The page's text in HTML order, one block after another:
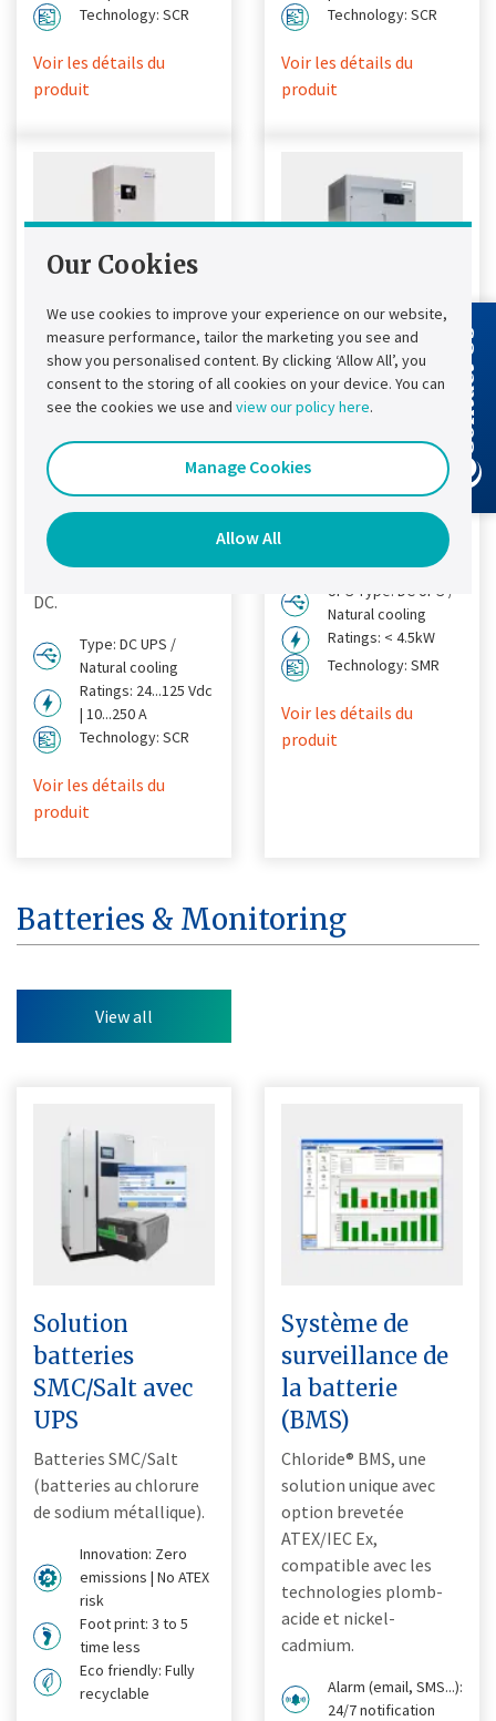
Technology: SCR
Voir les détails du
produit
Technology: SCR
Voir les détails du
produit
Chloride®
FP50R UPS DC
Chloride® FP50R DC
UPS est conçu pour
fournir une solution
simple, rapide et
économique pour les
besoins d'alimentation
DC.
Type: DC UPS /
Natural cooling
Ratings: 24...125 Vdc
| 10...250 A
Technology: SCR
Voir les détails du
produit
Chloride®
FP20R UPS DC
Conçu pour fournir une
solution simple, rapide
et économique aux
besoins d'alimentation
UPS Type: DC UPS /
Natural cooling
Ratings: < 4.5kW
Technology: SMR
Voir les détails du
produit
Batteries & Monitoring
View all
Solution
batteries
SMC/Salt avec
UPS
Batteries SMC/Salt
(batteries au chlorure
de sodium métallique).
Innovation: Zero
emissions | No ATEX
risk
Foot print: 3 to 5
time less
Eco friendly: Fully
recyclable
Système de
surveillance de
la batterie
(BMS)
Chloride® BMS, une
solution unique avec
option brevetée
ATEX/IEC Ex,
compatible avec les
technologies plomb-
acide et nickel-
cadmium.
Alarm (email, SMS...):
24/7 notification
Contact Us
Our Cookies
We use cookies to improve your experience on our website,
measure performance, tailor the marketing you see and
show you personalised content. By clicking ‘Allow All’, you
consent to the storing of all cookies on your device. You can
see the cookies we use and view our policy here.
Manage Cookies
Allow All